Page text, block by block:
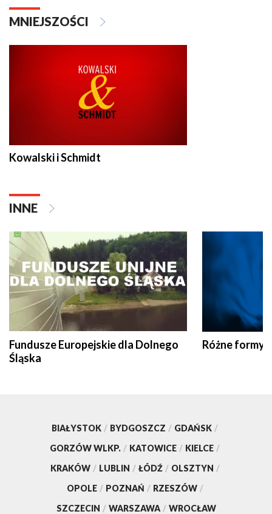
MNIEJSZOŚCI
Kowalski i Schmidt
INNE
Fundusze Europejskie dla Dolnego
Śląska
Różne formy
BIAŁYSTOK / BYDGOSZCZ / GDAŃSK /
GORZÓW WLKP. / KATOWICE / KIELCE /
KRAKÓW / LUBLIN / ŁÓDŹ / OLSZTYN /
OPOLE / POZNAŃ / RZESZÓW /
SZCZECIN / WARSZAWA / WROCŁAW